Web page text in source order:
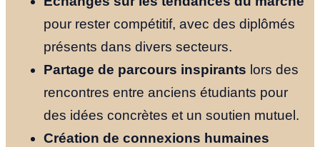
pour rester compétitif, avec des diplômés
présents dans divers secteurs.
Partage de parcours inspirants lors des
rencontres entre anciens étudiants pour
des idées concrètes et un soutien mutuel.
Création de connexions humaines